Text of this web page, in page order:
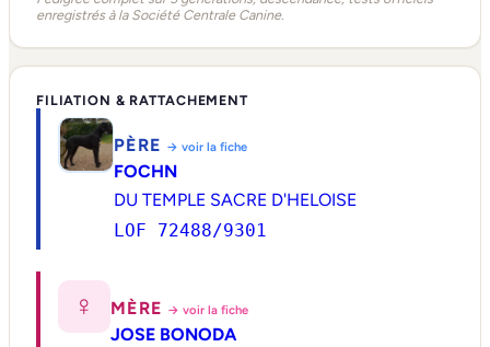
enregistrés à la Société Centrale Canine.
FILIATION & RATTACHEMENT
PÈRE → voir la fiche
FOCHN
DU TEMPLE SACRE D'HELOISE
LOF 72488/9301
♀ MÈRE → voir la fiche
JOSE BONODA